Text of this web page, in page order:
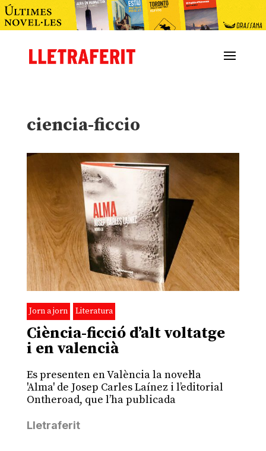
ciencia-ficcio
Jorn a jorn Literatura
Ciència-ficció d’alt voltatge
i en valencià
Es presenten en València la novel·la
'Alma' de Josep Carles Laínez i l’editorial
Ontheroad, que l’ha publicada
Lletraferit